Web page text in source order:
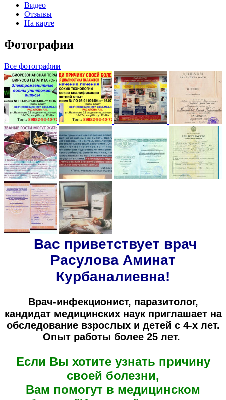
Видео
Отзывы
На карте
Фотографии
Все фотографии
Вас приветствует врач
Расулова Аминат
Курбаналиевна!
Врач-инфекционист, паразитолог,
кандидат медицинских наук приглашает на
обследование взрослых и детей с 4-х лет.
Опыт работы более 25 лет.
Если Вы хотите узнать причину
своей болезни,
Вам помогут в медицинском